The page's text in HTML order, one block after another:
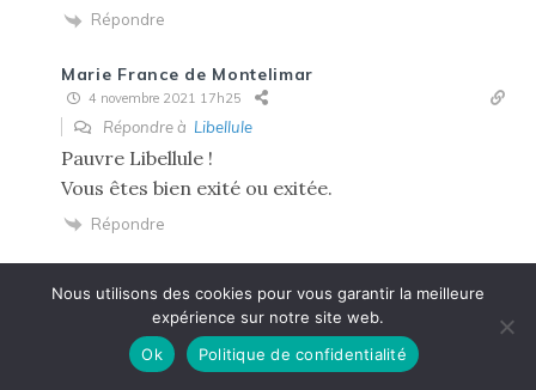
Répondre
Marie France de Montelimar
4 novembre 2021 17h25
Répondre à Libellule
Pauvre Libellule !
Vous êtes bien exité ou exitée.
Répondre
Répondre à Marie France de Montelimar
Connais pas le verbe « exiter ». Précisez votre
pensée… enfin, « pensée », c’est vite dit…
Nous utilisons des cookies pour vous garantir la meilleure
expérience sur notre site web.
Ok
Politique de confidentialité